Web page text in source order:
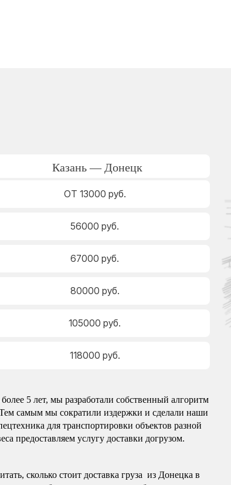
Казань — Донецк
ОТ 13000 руб.
56000 руб.
67000 руб.
80000 руб.
105000 руб.
118000 руб.
5 лет, мы разработали собственный алгоритм
самым мы сократили издержки и сделали наши
для транспортировки объектов разной
предоставляем услугу доставки догрузом.
сколько стоит доставка груза из Донецка в